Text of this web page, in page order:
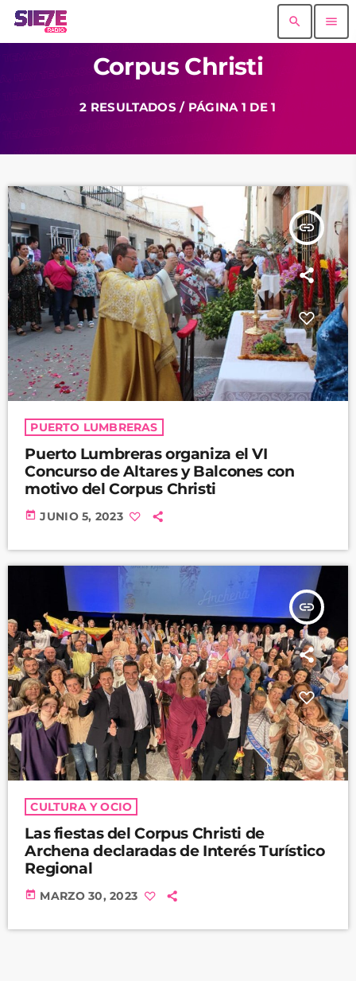
search menu
Corpus Christi
2 RESULTADOS / PÁGINA 1 DE 1
insert_link
PUERTO LUMBRERAS
Puerto Lumbreras organiza el VI
Concurso de Altares y Balcones con
motivo del Corpus Christi
today JUNIO 5, 2023
insert_link
CULTURA Y OCIO
Las fiestas del Corpus Christi de
Archena declaradas de Interés Turístico
Regional
today MARZO 30, 2023